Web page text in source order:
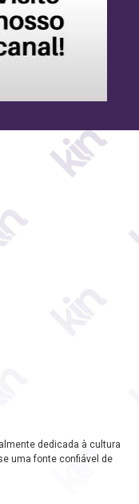
dedicada à cultura
uma fonte confiável de